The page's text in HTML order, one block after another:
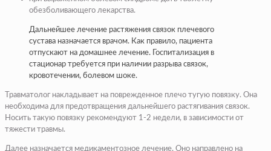
обезболивающего лекарства.
Дальнейшее лечение растяжения связок плечевого
сустава назначается врачом. Как правило, пациента
отпускают на домашнее лечение. Госпитализация в
стационар требуется при наличии разрыва связок,
кровотечении, болевом шоке.
Травматолог накладывает на поврежденное плечо тугую повязку. Она
необходима для предотвращения дальнейшего растягивания связок.
Носить такую повязку рекомендуют 1-2 недели, в зависимости от
тяжести травмы.
Далее назначается медикаментозное лечение. Оно направлено на